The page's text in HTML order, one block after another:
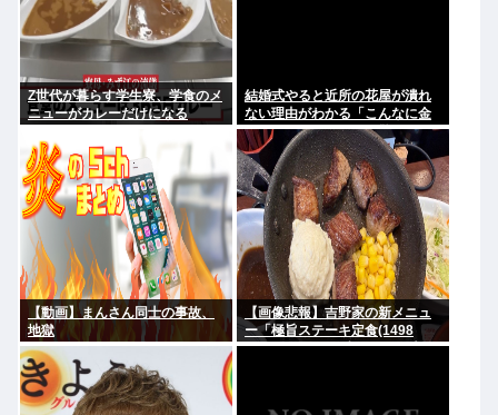
Z世代が暮らす学生寮、学食のメ
ニューがカレーだけになる
結婚式やると近所の花屋が潰れ
ない理由がわかる「こんなに金
取るのかよ！？」って驚くぞ
【動画】まんさん同士の事故、
地獄
【画像悲報】吉野家の新メニュ
ー「極旨ステーキ定食(1498
円)」、肉の量が少なすぎて大炎